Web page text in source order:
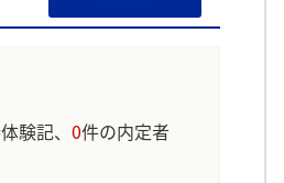
験記、 0件の内定者